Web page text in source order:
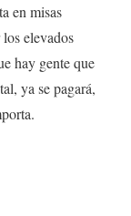
en misas
elevados
hay gente que
ya se pagará,